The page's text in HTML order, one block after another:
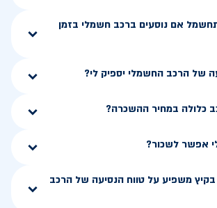
אם נוסעים ברכב חשמלי בזמן
של הרכב החשמלי יספיק לי?
כלולה במחיר ההשכרה?
אפשר לשכור?
בקיץ משפיע על טווח הנסיעה של הרכב